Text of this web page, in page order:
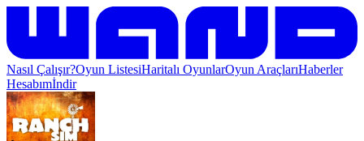
Nasıl Çalışır?Oyun ListesiHaritalı OyunlarOyun AraçlarıHaberler
Hesabımİndir